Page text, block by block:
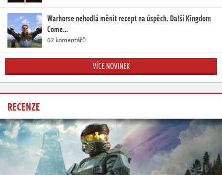
Warhorse nehodlá měnit recept na úspěch. Další Kingdom
Come…
62 komentářů
VÍCE NOVINEK
RECENZE